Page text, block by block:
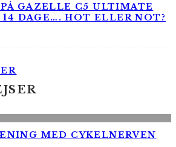
GAZELLE C5 ULTIMATE
DAGE…. HOT ELLER NOT?
MED CYKELNERVEN